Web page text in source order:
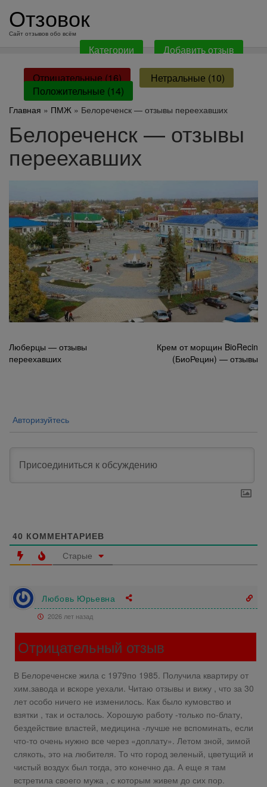
содержанию
Отзовок
Сайт отзывов обо всём
Категории Добавить отзыв
Отрицательные (16)
Нетральные (10)
Положительные (14)
Главная » ПМЖ » Белореченск — отзывы переехавших
Белореченск — отзывы
переехавших
Навигация
по
Люберцы — отзывы
переехавших
Крем от морщин BioRecin
(БиоРецин) — отзывы
Авторизуйтесь
40 КОММЕНТАРИЕВ
Старые
Любовь Юрьевна
2026 лет назад
Отрицательный отзыв
В Белореченске жила с 1979по 1985. Получила квартиру от
хим.завода и вскоре уехали. Читаю отзывы и вижу , что за 30
лет особо ничего не изменилось. Как было кумовство и
взятки , так и осталось. Хорошую работу -только по-блату,
бездействие властей, медицина -лучше не вспоминать, если
что-то очень нужно все через «доплату». Летом зной, зимой
слякоть, это на любителя. То что город зеленый, цветущий и
чистый воздух был тогда, это конечно да. А еще я там
встретила своего мужа , с которым живем до сих пор.